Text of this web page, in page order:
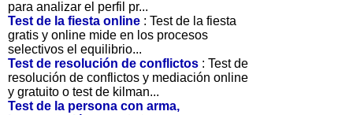
para analizar el perfil pr...
Test de la fiesta online : Test de la fiesta
gratis y online mide en los procesos
selectivos el equilibrio...
Test de resolución de conflictos : Test de
resolución de conflictos y mediación online
y gratuito o test de kilman...
Test de la persona con arma,